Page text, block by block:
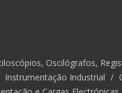
Oscilógrafos,
Instrumentação Industrial /